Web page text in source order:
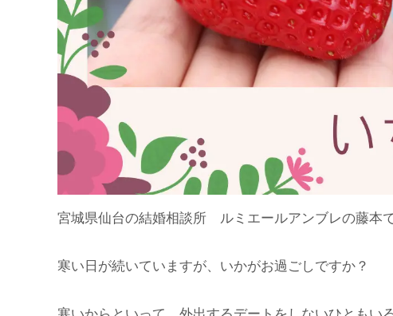
宮城県仙台の結婚相談所 ルミエールアンブレの藤本で
寒い日が続いていますが、いかがお過ごしですか？